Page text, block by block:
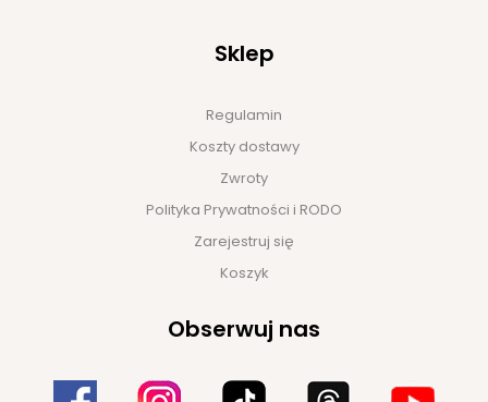
Sklep
Regulamin
Koszty dostawy
Zwroty
Polityka Prywatności i RODO
Zarejestruj się
Koszyk
Obserwuj nas